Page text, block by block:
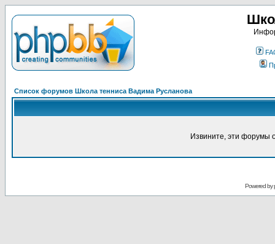
Список форумов Школа тенниса Вадима Русланова
Извините, эти форумы
Powered by